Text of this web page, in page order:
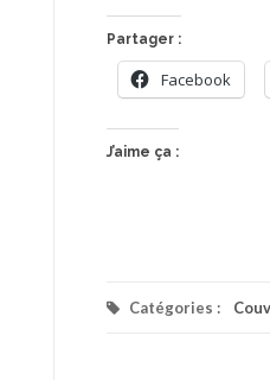
Partager :
Facebook
J’aime ça :
Catégories :